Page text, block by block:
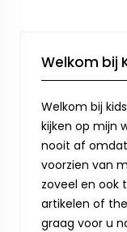
Welkom bij
Welkom bij
kijken op mijn
nooit af
voorzien van
zoveel en ook
artikelen of
graag voor u